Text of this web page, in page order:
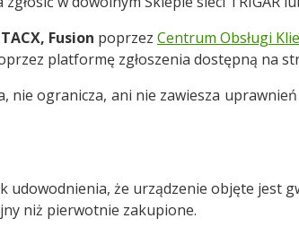
Fusion poprzez Centrum Obsługi
platformę zgłoszenia dostępną na
nie ogranicza, ani nie zawiesza
udowodnienia, że urządzenie objęte jest
niż pierwotnie zakupione.